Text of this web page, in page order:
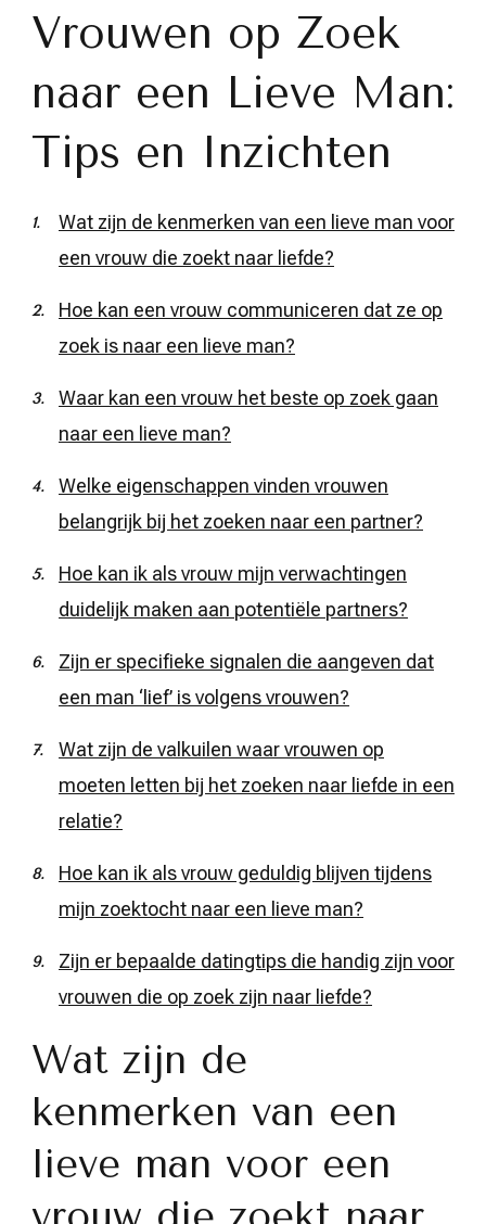
Vrouwen op Zoek
naar een Lieve Man:
Tips en Inzichten
Wat zijn de kenmerken van een lieve man voor
een vrouw die zoekt naar liefde?
Hoe kan een vrouw communiceren dat ze op
zoek is naar een lieve man?
Waar kan een vrouw het beste op zoek gaan
naar een lieve man?
Welke eigenschappen vinden vrouwen
belangrijk bij het zoeken naar een partner?
Hoe kan ik als vrouw mijn verwachtingen
duidelijk maken aan potentiële partners?
Zijn er specifieke signalen die aangeven dat
een man ‘lief’ is volgens vrouwen?
Wat zijn de valkuilen waar vrouwen op
moeten letten bij het zoeken naar liefde in een
relatie?
Hoe kan ik als vrouw geduldig blijven tijdens
mijn zoektocht naar een lieve man?
Zijn er bepaalde datingtips die handig zijn voor
vrouwen die op zoek zijn naar liefde?
Wat zijn de
kenmerken van een
lieve man voor een